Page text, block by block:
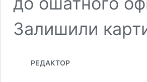
Залишили
РЕДАКТОР